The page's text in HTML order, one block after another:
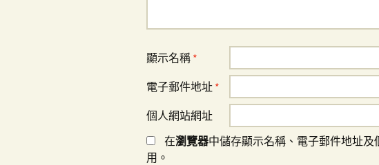
顯示名稱 *
電子郵件地址 *
個人網站網址
在瀏覽器中儲存顯示名稱、電子郵件地址
用。